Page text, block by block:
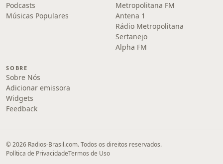
Podcasts
Músicas Populares
Metropolitana FM
Antena 1
Rádio Metropolitana
Sertanejo
Alpha FM
SOBRE
Sobre Nós
Adicionar emissora
Widgets
Feedback
© 2026 Radios-Brasil.com. Todos os direitos reservados.
Política de PrivacidadeTermos de Uso